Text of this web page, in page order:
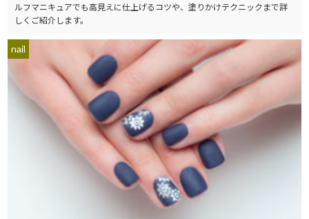
ルフマニキュアでも高見えに仕上げるコツや、塗りかけテクニックまで詳
しくご紹介します。
nail